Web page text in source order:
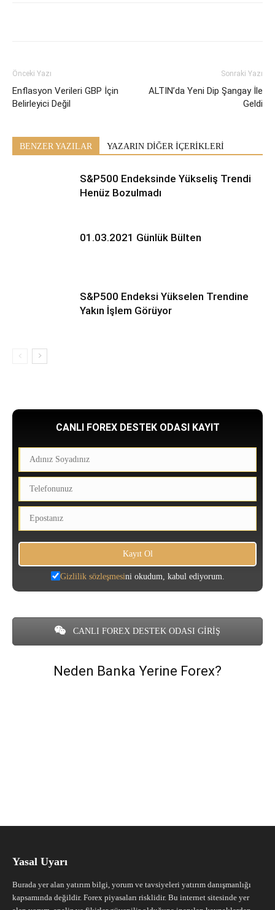
Önceki Yazı
Enflasyon Verileri GBP İçin
Belirleyici Değil
Sonraki Yazı
ALTIN’da Yeni Dip Şangay İle
Geldi
BENZER YAZILAR YAZARIN DİĞER İÇERİKLERİ
S&P500 Endeksinde Yükseliş Trendi
Henüz Bozulmadı
01.03.2021 Günlük Bülten
S&P500 Endeksi Yükselen Trendine
Yakın İşlem Görüyor
CANLI FOREX DESTEK ODASI KAYIT
Gizlilik sözleşmesini okudum, kabul ediyorum.
CANLI FOREX DESTEK ODASI GİRİŞ
Neden Banka Yerine Forex?
Yasal Uyarı
Burada yer alan yatırım bilgi, yorum ve tavsiyeleri yatırım danışmanlığı
kapsamında değildir. Forex piyasaları risklidir. Bu internet sitesinde yer